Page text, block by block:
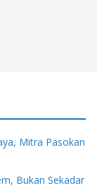
Mitra Pasokan
Bukan Sekadar